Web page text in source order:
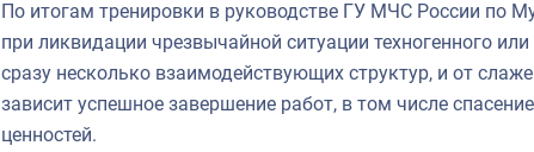
По итогам тренировки в руководстве ГУ МЧС России по
при ликвидации чрезвычайной ситуации техногенного
сразу несколько взаимодействующих структур, и от
зависит успешное завершение работ, в том числе
ценностей.